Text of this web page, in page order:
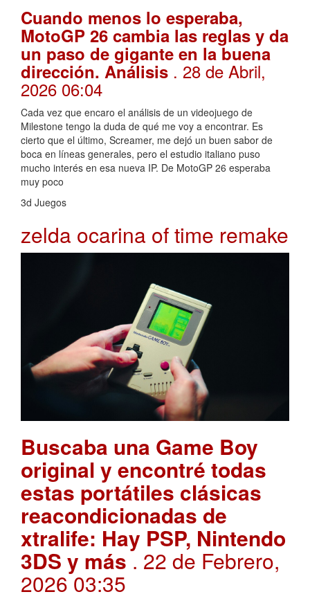
Cuando menos lo esperaba,
MotoGP 26 cambia las reglas y da
un paso de gigante en la buena
dirección. Análisis . 28 de Abril,
2026 06:04
Cada vez que encaro el análisis de un videojuego de
Milestone tengo la duda de qué me voy a encontrar. Es
cierto que el último, Screamer, me dejó un buen sabor de
boca en líneas generales, pero el estudio italiano puso
mucho interés en esa nueva IP. De MotoGP 26 esperaba
muy poco
3d Juegos
zelda ocarina of time remake
Buscaba una Game Boy
original y encontré todas
estas portátiles clásicas
reacondicionadas de
xtralife: Hay PSP, Nintendo
3DS y más. 22 de Febrero,
2026 03:35